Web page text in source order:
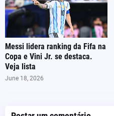
Messi lidera ranking da Fifa na
Copa e Vini Jr. se destaca.
Veja lista
June 18, 2026